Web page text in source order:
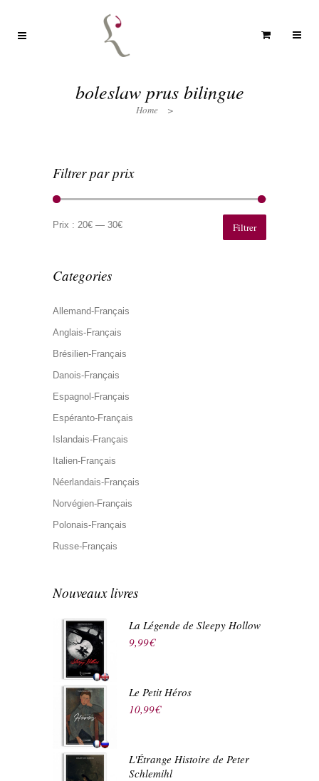
boleslaw prus bilingue
Home >
Filtrer par prix
min
max
Filtrer
Prix : 20€ — 30€
Categories
Allemand-Français
Anglais-Français
Brésilien-Français
Danois-Français
Espagnol-Français
Espéranto-Français
Islandais-Français
Italien-Français
Néerlandais-Français
Norvégien-Français
Polonais-Français
Russe-Français
Nouveaux livres
La Légende de Sleepy Hollow
9,99€
Le Petit Héros
10,99€
L'Étrange Histoire de Peter
Schlemihl